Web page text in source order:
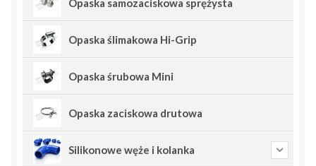
Opaska samozaciskowa sprężysta
Opaska ślimakowa Hi-Grip
Opaska śrubowa Mini
Opaska zaciskowa drutowa
Silikonowe węże i kolanka